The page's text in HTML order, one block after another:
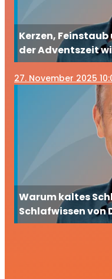
Kerzen, Feinstaub
der Adventszeit
27. November 2025
Warum kaltes
Schlafwissen von